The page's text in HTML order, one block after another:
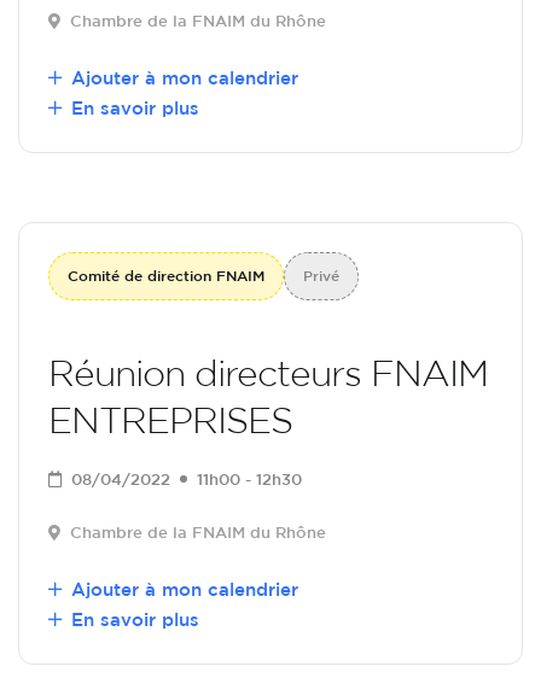
Chambre de la FNAIM du Rhône
Ajouter à mon calendrier
En savoir plus
Comité de direction FNAIM Privé
Réunion directeurs FNAIM
ENTREPRISES
08/04/2022 11h00 - 12h30
Chambre de la FNAIM du Rhône
Ajouter à mon calendrier
En savoir plus